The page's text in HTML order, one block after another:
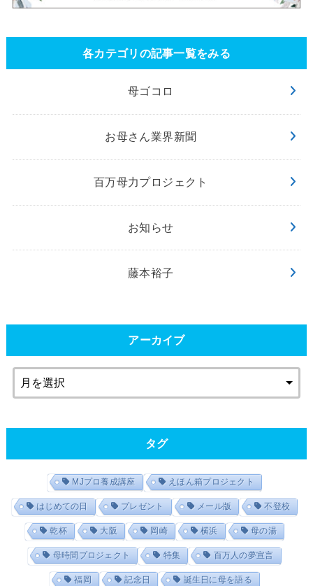
各カテゴリの記事一覧をみる
母ゴコロ
お母さん業界新聞
百万母力プロジェクト
お知らせ
藤本裕子
アーカイブ
タグ
MJプロ養成講座 えほん箱プロジェクト
はじめての日 プレゼント メール版 不登校
乾杯 大阪 岡崎 横浜 母の湯
母時間プロジェクト 特集 百万人の夢宣言
福岡 記念日 誕生日に母を語る